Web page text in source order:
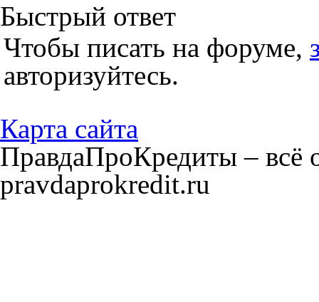
Быстрый ответ
Чтобы писать на форуме,
авторизуйтесь.
Карта сайта
ПравдаПроКредиты – всё
pravdaprokredit.ru